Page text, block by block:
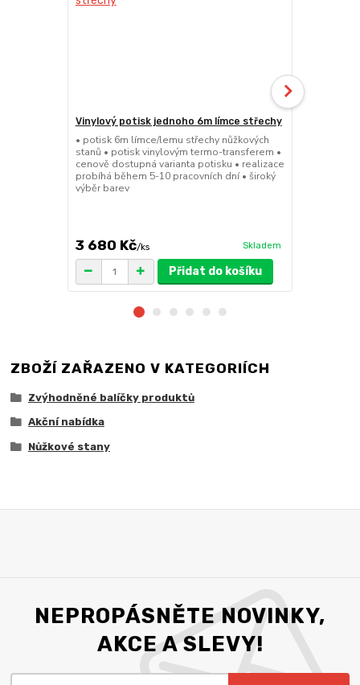
Vinylový potisk jednoho 6m límce střechy
• potisk 6m límce/lemu střechy nůžkových
stanů • potisk vinylovým termo-transferem •
cenově dostupná varianta potisku • realizace
probíhá během 5-10 pracovních dní • široký
výběr barev
3 680 Kč/ks Skladem
Přidat do košíku
ZBOŽÍ ZAŘAZENO V KATEGORIÍCH
Zvýhodněné balíčky produktů
Akční nabídka
Nůžkové stany
NEPROPÁSNĚTE NOVINKY,
AKCE A SLEVY!